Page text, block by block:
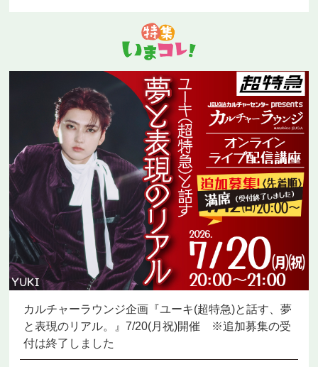
カルチャーラウンジ企画『ユーキ(超特急)と話す、夢
と表現のリアル。』7/20(月祝)開催 ※追加募集の受
付は終了しました